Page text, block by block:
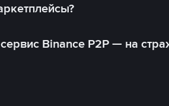
Binance P2P — на